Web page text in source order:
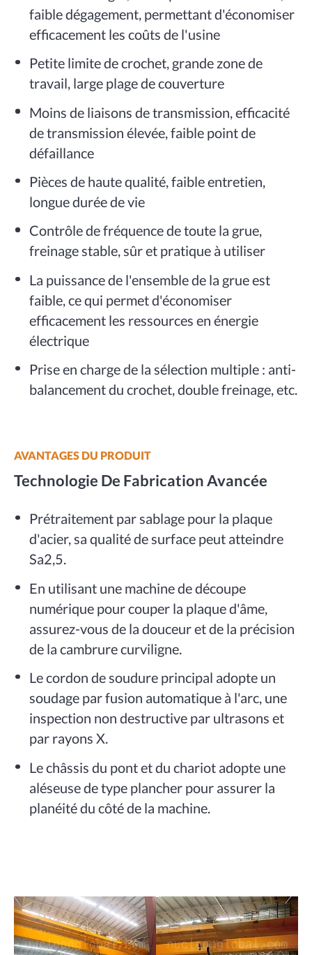
faible dégagement, permettant d'économiser
efficacement les coûts de l'usine
Petite limite de crochet, grande zone de
travail, large plage de couverture
Moins de liaisons de transmission, efficacité
de transmission élevée, faible point de
défaillance
Pièces de haute qualité, faible entretien,
longue durée de vie
Contrôle de fréquence de toute la grue,
freinage stable, sûr et pratique à utiliser
La puissance de l'ensemble de la grue est
faible, ce qui permet d'économiser
efficacement les ressources en énergie
électrique
Prise en charge de la sélection multiple : anti-
balancement du crochet, double freinage, etc.
AVANTAGES DU PRODUIT
Technologie De Fabrication Avancée
Prétraitement par sablage pour la plaque
d'acier, sa qualité de surface peut atteindre
Sa2,5.
En utilisant une machine de découpe
numérique pour couper la plaque d'âme,
assurez-vous de la douceur et de la précision
de la cambrure curviligne.
Le cordon de soudure principal adopte un
soudage par fusion automatique à l'arc, une
inspection non destructive par ultrasons et
par rayons X.
Le châssis du pont et du chariot adopte une
aléseuse de type plancher pour assurer la
planéité du côté de la machine.